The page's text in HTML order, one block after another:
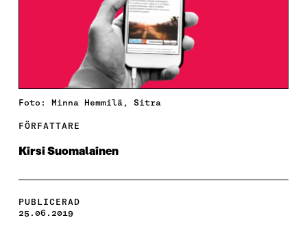
Foto: Minna Hemmilä, Sitra
FÖRFATTARE
Kirsi Suomalainen
PUBLICERAD
25.06.2019